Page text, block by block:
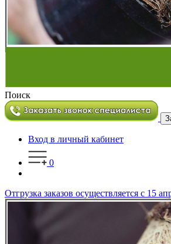
Поиск
Вход в личный кабинет
0
Отгрузка заказов осуществляется с 15